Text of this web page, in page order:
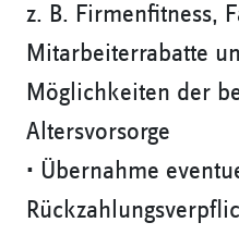
z. B. Firmenfitness,
Mitarbeiterrabatte
Möglichkeiten der
Altersvorsorge
• Übernahme